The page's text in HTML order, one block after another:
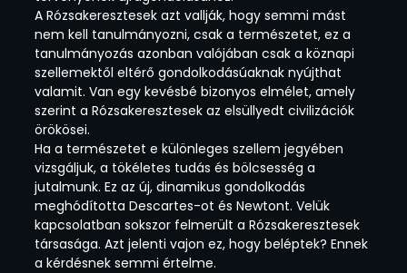
A Rózsakeresztesek azt vallják, hogy semmi mást
nem kell tanulmányozni, csak a természetet, ez a
tanulmányozás azonban valójában csak a köznapi
szellemektől eltérő gondolkodásúaknak nyújthat
valamit. Van egy kevésbé bizonyos elmélet, amely
szerint a Rózsakeresztesek az elsüllyedt civilizációk
örökösei.
Ha a természetet e különleges szellem jegyében
vizsgáljuk, a tökéletes tudás és bölcsesség a
jutalmunk. Ez az új, dinamikus gondolkodás
meghódította Descartes-ot és Newtont. Velük
kapcsolatban sokszor felmerült a Rózsakeresztesek
társasága. Azt jelenti vajon ez, hogy beléptek? Ennek
a kérdésnek semmi értelme.